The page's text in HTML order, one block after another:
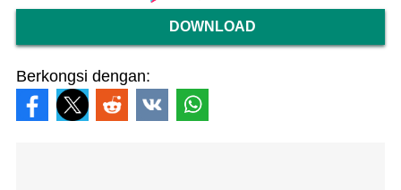
DOWNLOAD
Berkongsi dengan: